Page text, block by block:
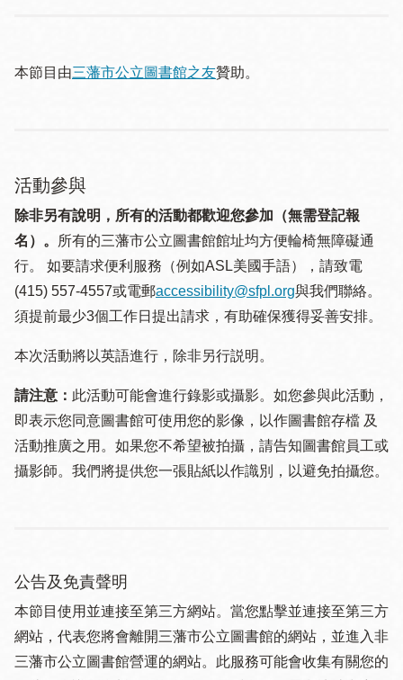
本節目由三藩市公立圖書館之友贊助。
活動參與
除非另有說明，所有的活動都歡迎您參加（無需登記報
名）。
所有的三藩市公立圖書館館址均方便輪椅無障礙通
行。 如要請求便利服務（例如ASL美國手語），請致電
(415) 557-4557或電郵accessibility@sfpl.org與我們聯絡。
須提 前最少3個工作日提出請求，有助確保獲得妥善安排。
本次活動將以英語進行，除非另行説明。
請注意： 此活動可能會進行錄影或攝影。如您參與此活動，
即表示您同意圖書館可使用您的影像，以作圖書館存檔 及
活動推廣之用。如果您不希望被拍攝，請告知圖書館員工或
攝影師。我們將提供您一張貼紙以作識別，以避免拍攝您。
公告及免責聲明
本節目使用並連接至第三方網站。當您點擊並連接至第三方
網站，代表您將會離開三藩市公立圖書館的網站，並進入非
三藩市公立圖書館營運的網站。此服務可能會收集有關您的